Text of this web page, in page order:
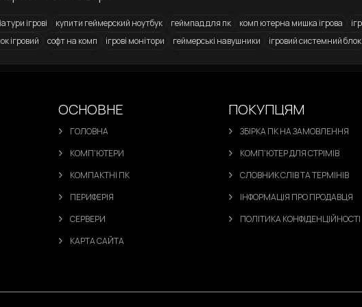
ОСНОВНЕ
ГОЛОВНА
КОМП'ЮТЕРИ
КОМПАКТНІ ПК
ПЕРИФЕРІЯ
СЕРВЕРИ
КАРТА САЙТА
ПОКУПЦЯМ
ЗБІРКА ПК НА ЗАМОВЛЕННЯ
КОМП'ЮТЕР ДЛЯ СТРІМІВ
СЛОВНИК СЛІВ ТА ТЕРМІНІВ
ІНФОРМАЦІЯ ПРО ПРОДАВЦЯ
ПОЛІТИКА КОНФІДЕНЦІЙНОСТІ